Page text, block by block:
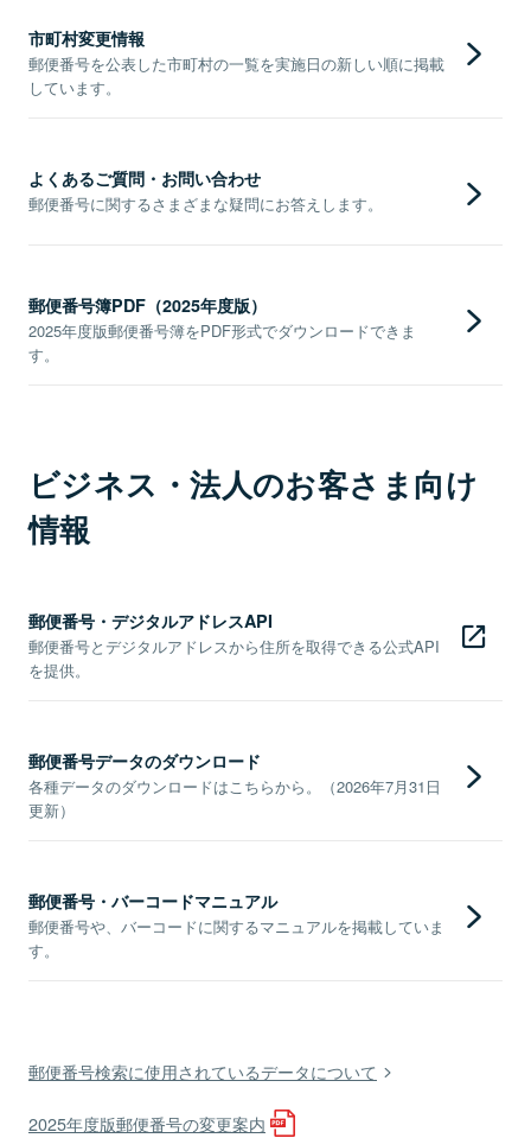
市町村変更情報
郵便番号を公表した市町村の一覧を実施日の新しい順に掲載
しています。
よくあるご質問・お問い合わせ
郵便番号に関するさまざまな疑問にお答えします。
郵便番号簿PDF（2025年度版）
2025年度版郵便番号簿をPDF形式でダウンロードできま
す。
ビジネス・法人のお客さま向け
情報
郵便番号・デジタルアドレスAPI
郵便番号とデジタルアドレスから住所を取得できる公式API
を提供。
郵便番号データのダウンロード
各種データのダウンロードはこちらから。（2026年7月31日
更新）
郵便番号・バーコードマニュアル
郵便番号や、バーコードに関するマニュアルを掲載していま
す。
郵便番号検索に使用されているデータについて
2025年度版郵便番号の変更案内